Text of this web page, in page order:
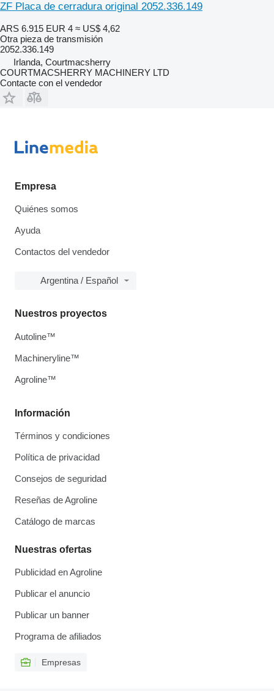
ZF Placa de cerradura original 2052.336.149
ARS 6.915 EUR 4 ≈ US$ 4,62
Otra pieza de transmisión
2052.336.149
Irlanda, Courtmacsherry
COURTMACSHERRY MACHINERY LTD
Contacte con el vendedor
Empresa
Quiénes somos
Ayuda
Contactos del vendedor
Argentina / Español
Información
Términos y condiciones
Política de privacidad
Consejos de seguridad
Reseñas de Agroline
Catálogo de marcas
Nuestras ofertas
Publicidad en Agroline
Publicar el anuncio
Publicar un banner
Programa de afiliados
Empresas
Nuestros proyectos
Autoline™
Machineryline™
Agroline™